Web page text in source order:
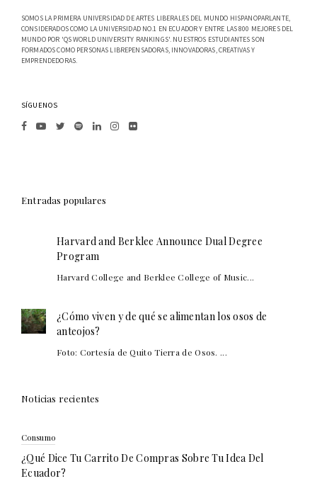
SOMOS LA PRIMERA UNIVERSIDAD DE ARTES LIBERALES DEL MUNDO HISPANOPARLANTE,
CONSIDERADOS COMO LA UNIVERSIDAD NO.1 EN ECUADOR Y ENTRE LAS 800 MEJORES DEL
MUNDO POR 'QS WORLD UNIVERSITY RANKINGS'. NUESTROS ESTUDIANTES SON
FORMADOS COMO PERSONAS LIBREPENSADORAS, INNOVADORAS, CREATIVAS Y
EMPRENDEDORAS.
SÍGUENOS
Entradas populares
Harvard and Berklee Announce Dual Degree
Program
Harvard College and Berklee College of Music...
¿Cómo viven y de qué se alimentan los osos de
anteojos?
Foto: Cortesía de Quito Tierra de Osos. ...
Noticias recientes
Consumo
¿Qué Dice Tu Carrito De Compras Sobre Tu Idea Del
Ecuador?